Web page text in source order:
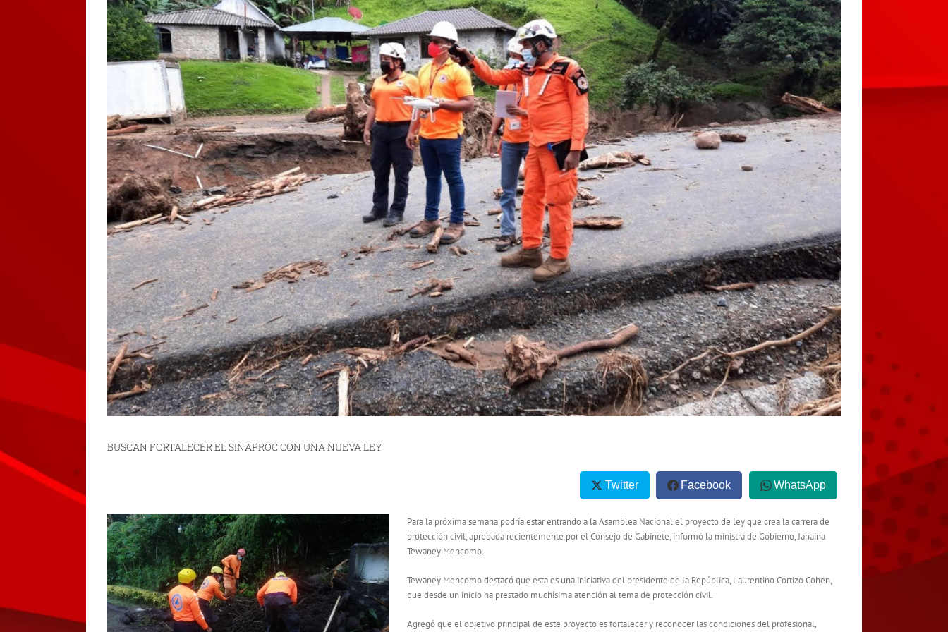
BUSCAN FORTALECER EL SINAPROC CON UNA NUEVA LEY
Twitter Facebook WhatsApp
Para la próxima semana podría estar entrando a la Asamblea Nacional el proyecto de ley que crea la carrera de
protección civil, aprobada recientemente por el Consejo de Gabinete, informó la ministra de Gobierno, Janaina
Tewaney Mencomo.
Tewaney Mencomo destacó que esta es una iniciativa del presidente de la República, Laurentino Cortizo Cohen,
que desde un inicio ha prestado muchísima atención al tema de protección civil.
Agregó que el objetivo principal de este proyecto es fortalecer y reconocer las condiciones del profesional,